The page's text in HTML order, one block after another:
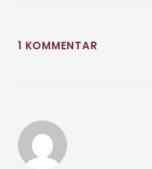
1 KOMMENTAR